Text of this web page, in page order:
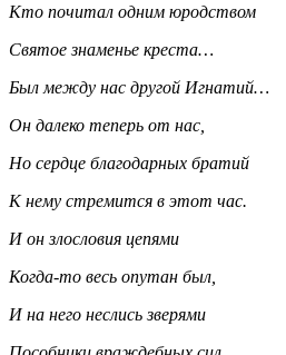
Кто почитал одним юродством
Святое знаменье креста…
Был между нас другой Игнатий…
Он далеко теперь от нас,
Но сердце благодарных братий
К нему стремится в этот час.
И он злословия цепями
Когда-то весь опутан был,
И на него неслись зверями